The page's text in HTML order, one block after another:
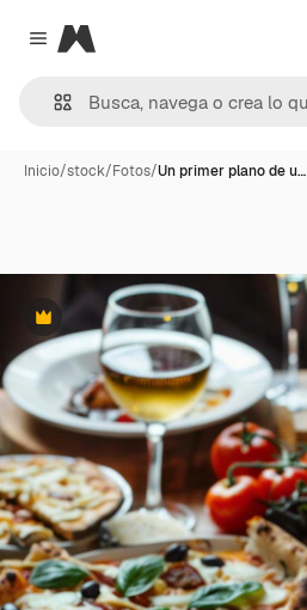
Close menu
Magnific
Inicio/stock/Fotos/Un primer plano de u…
Premium